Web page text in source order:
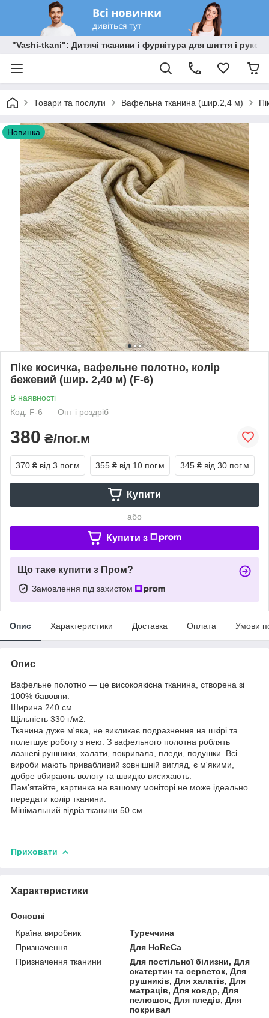
"Vashi-tkani": Дитячі тканини і фурнітура для шиття і
Товари та послуги Вафельна тканина (шир.2,4 м)
Новинка
Піке косичка, вафельне полотно, колір
бежевий (шир. 2,40 м) (F-6)
В наявності
Код: F-6
Опт і роздріб
380 ₴/пог.м
370 ₴ від 3 пог.м 355 ₴ від 10 пог.м 345 ₴ від 30 пог.м
Купити
або
Купити з
Що таке купити з Пром?
Замовлення під захистом
Опис Характеристики Доставка Оплата Умови
Опис
Вафельне полотно — це високоякісна тканина, створена зі
100% бавовни.
Ширина 240 см.
Щільність 330 г/м2.
Тканина дуже м'яка, не викликає подразнення на шкірі та
полегшує роботу з нею. З вафельного полотна роблять
лазневі рушники, халати, покривала, пледи, подушки. Всі
вироби мають привабливий зовнішній вигляд, є м'якими,
добре вбирають вологу та швидко висихають.
Пам'ятайте, картинка на вашому моніторі не може ідеально
передати колір тканини.
Мінімальний відріз тканини 50 см.
Приховати
Характеристики
Основні
Країна виробник
Туреччина
Призначення
Для HoReCa
Призначення тканини
Для постільної білизни, Для
скатертин та серветок, Для
рушників, Для халатів, Для
матраців, Для ковдр, Для
пелюшок, Для пледів, Для
покривал